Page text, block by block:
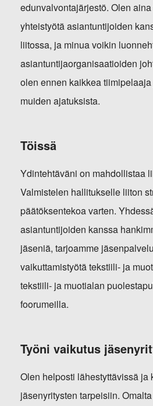
edunvalvontajärjestö. Olen
yhteistyötä asiantuntijoiden
liitossa, ja minua voikin
asiantuntijaorganisaatioiden
olen ennen kaikkea
muiden ajatuksista.
Töissä
Ydintehtäväni on mahdollistaa
Valmistelen hallitukselle liiton
päätöksentekoa varten.
asiantuntijoiden kanssa
jäseniä, tarjoamme
vaikuttamistyötä tekstiili- ja
tekstiili- ja muotialan
foorumeilla.
Työni vaikutus
Olen helposti lähestyttävissä ja
jäsenyritysten tarpeisiin.